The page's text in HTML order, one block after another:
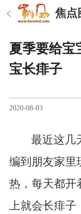
焦点
夏季要给宝
宝长痱子
2020-08-03
最近这几
编到朋友家里
热，每天都开
上就会长痱